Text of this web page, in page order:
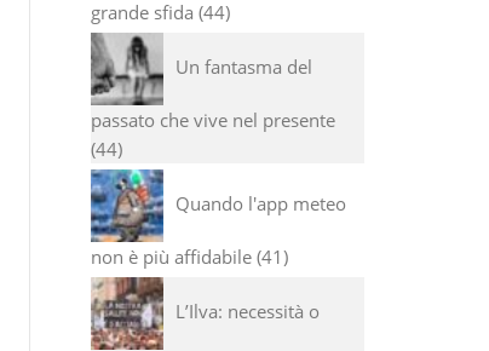
grande sfida 44
Un fantasma del
passato che vive nel presente
44
Quando l'app meteo
non è più affidabile 41
L’Ilva: necessità o